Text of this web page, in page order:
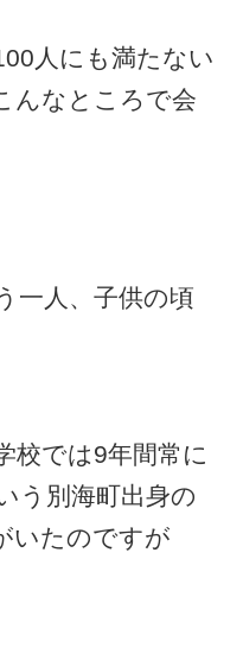
人にも満たない
んなところで会
一人、子供の頃
校では9年間常に
う別海町出身の
いたのですが